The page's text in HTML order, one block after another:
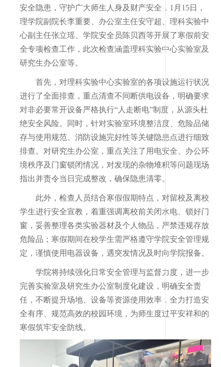
安全隐患，守护广大师生人身及财产安全， 1 月 15日，
理学院副院长李重要、办公室主任安守超、理科实验中
心副主任张立瑶、学院安全员陈贝西等开展了寒假前安
全专项检查工作，此次检查涵盖理科实验中心实验室及
研究生办公室等。
首先，对理科实验中心实验室的各项设施运行状况
进行了全面排查，重点清查不间断供电设备，明确要求
对非必要常开设备严格执行“人走断电”制度，从源头杜
绝安全风险。同时，针对实验室环境整洁度、危险品储
存与使用规范、消防设施完好性等关键隐患点进行细致
排查。对研究生办公室，重点关注了用电安全、办公环
境秩序及门窗锁闭情况，对发现的杂物堆积等问题现场
指出并责令当日完成整改，确保隐患清零。
此外，检查人员结合寒假假期特点，对留校及离校
学生进行安全宣教，着重强调离校前关闭水电、锁好门
窗，妥善整理各类实验器材及个人物品，严禁违规存放
危险品；寒假期间在校学生需严格遵守学院安全管理规
定，谨慎使用电器设备，遇突发情况及时向学院报备。
学院将持续强化日常安全管理与监督力度，进一步
完善实验室及研究生办公室制度化建设，明确安全责
任，不断提升场地、设备等资源使用效率，全力打造安
全有序、规范高效的校园环境，为师生度过平安祥和的
寒假筑牢安全防线。